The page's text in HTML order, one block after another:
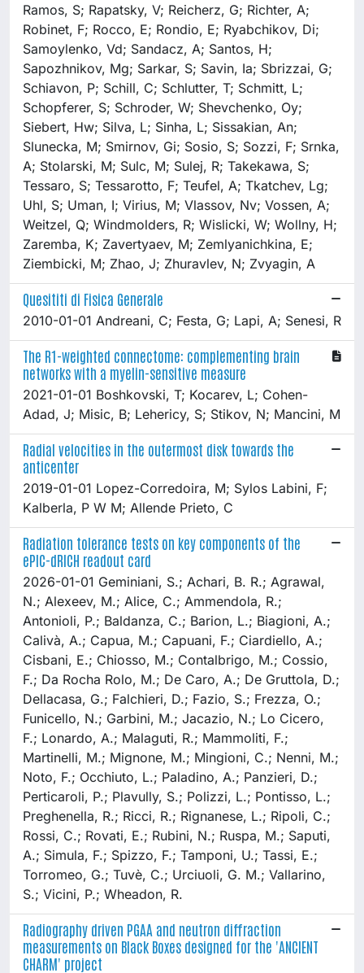
Ramos, S; Rapatsky, V; Reicherz, G; Richter, A;
Robinet, F; Rocco, E; Rondio, E; Ryabchikov, Di;
Samoylenko, Vd; Sandacz, A; Santos, H;
Sapozhnikov, Mg; Sarkar, S; Savin, Ia; Sbrizzai, G;
Schiavon, P; Schill, C; Schlutter, T; Schmitt, L;
Schopferer, S; Schroder, W; Shevchenko, Oy;
Siebert, Hw; Silva, L; Sinha, L; Sissakian, An;
Slunecka, M; Smirnov, Gi; Sosio, S; Sozzi, F; Srnka,
A; Stolarski, M; Sulc, M; Sulej, R; Takekawa, S;
Tessaro, S; Tessarotto, F; Teufel, A; Tkatchev, Lg;
Uhl, S; Uman, I; Virius, M; Vlassov, Nv; Vossen, A;
Weitzel, Q; Windmolders, R; Wislicki, W; Wollny, H;
Zaremba, K; Zavertyaev, M; Zemlyanichkina, E;
Ziembicki, M; Zhao, J; Zhuravlev, N; Zvyagin, A
Quesititi di Fisica Generale
2010-01-01 Andreani, C; Festa, G; Lapi, A; Senesi, R
The R1-weighted connectome: complementing brain
networks with a myelin-sensitive measure
2021-01-01 Boshkovski, T; Kocarev, L; Cohen-
Adad, J; Misic, B; Lehericy, S; Stikov, N; Mancini, M
Radial velocities in the outermost disk towards the
anticenter
2019-01-01 Lopez-Corredoira, M; Sylos Labini, F;
Kalberla, P W M; Allende Prieto, C
Radiation tolerance tests on key components of the
ePIC-dRICH readout card
2026-01-01 Geminiani, S.; Achari, B. R.; Agrawal,
N.; Alexeev, M.; Alice, C.; Ammendola, R.;
Antonioli, P.; Baldanza, C.; Barion, L.; Biagioni, A.;
Calivà, A.; Capua, M.; Capuani, F.; Ciardiello, A.;
Cisbani, E.; Chiosso, M.; Contalbrigo, M.; Cossio,
F.; Da Rocha Rolo, M.; De Caro, A.; De Gruttola, D.;
Dellacasa, G.; Falchieri, D.; Fazio, S.; Frezza, O.;
Funicello, N.; Garbini, M.; Jacazio, N.; Lo Cicero,
F.; Lonardo, A.; Malaguti, R.; Mammoliti, F.;
Martinelli, M.; Mignone, M.; Mingioni, C.; Nenni, M.;
Noto, F.; Occhiuto, L.; Paladino, A.; Panzieri, D.;
Perticaroli, P.; Plavully, S.; Polizzi, L.; Pontisso, L.;
Preghenella, R.; Ricci, R.; Rignanese, L.; Ripoli, C.;
Rossi, C.; Rovati, E.; Rubini, N.; Ruspa, M.; Saputi,
A.; Simula, F.; Spizzo, F.; Tamponi, U.; Tassi, E.;
Torromeo, G.; Tuvè, C.; Urciuoli, G. M.; Vallarino,
S.; Vicini, P.; Wheadon, R.
Radiography driven PGAA and neutron diffraction
measurements on Black Boxes designed for the 'ANCIENT
CHARM' project